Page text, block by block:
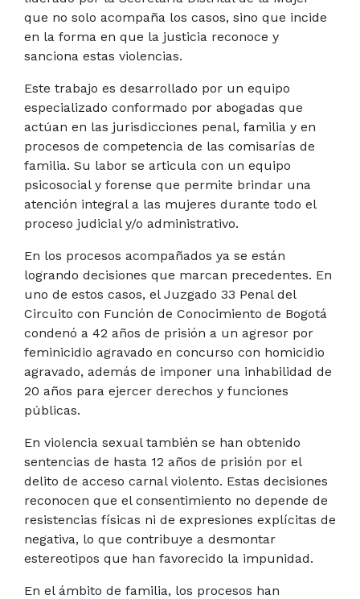
que no solo acompaña los casos, sino que incide
en la forma en que la justicia reconoce y
sanciona estas violencias.
Este trabajo es desarrollado por un equipo
especializado conformado por abogadas que
actúan en las jurisdicciones penal, familia y en
procesos de competencia de las comisarías de
familia. Su labor se articula con un equipo
psicosocial y forense que permite brindar una
atención integral a las mujeres durante todo el
proceso judicial y/o administrativo.
En los procesos acompañados ya se están
logrando decisiones que marcan precedentes. En
uno de estos casos, el Juzgado 33 Penal del
Circuito con Función de Conocimiento de Bogotá
condenó a 42 años de prisión a un agresor por
feminicidio agravado en concurso con homicidio
agravado, además de imponer una inhabilidad de
20 años para ejercer derechos y funciones
públicas.
En violencia sexual también se han obtenido
sentencias de hasta 12 años de prisión por el
delito de acceso carnal violento. Estas decisiones
reconocen que el consentimiento no depende de
resistencias físicas ni de expresiones explícitas de
negativa, lo que contribuye a desmontar
estereotipos que han favorecido la impunidad.
En el ámbito de familia, los procesos han